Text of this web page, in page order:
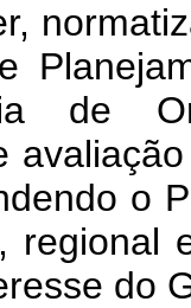
de
o
regional
do